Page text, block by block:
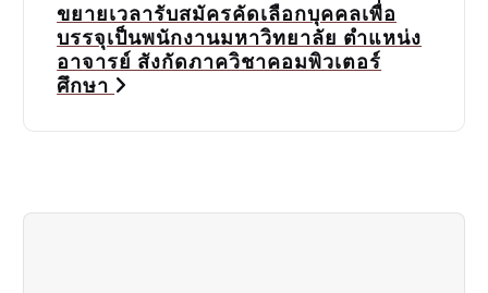
ขยายเวลารับสมัครคัดเลือกบุคคลเพื่อ
บรรจุเป็นพนักงานมหาวิทยาลัย ตำแหน่ง
อาจารย์ สังกัดภาควิชาคอมพิวเตอร์
ศึกษา